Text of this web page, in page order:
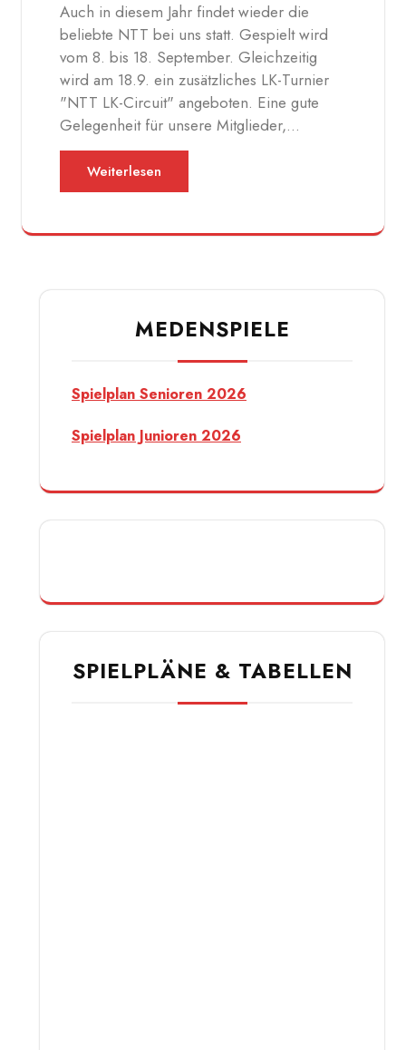
Auch in diesem Jahr findet wieder die
beliebte NTT bei uns statt. Gespielt wird
vom 8. bis 18. September. Gleichzeitig
wird am 18.9. ein zusätzliches LK-Turnier
"NTT LK-Circuit" angeboten. Eine gute
Gelegenheit für unsere Mitglieder,…
Weiterlesen
MEDENSPIELE
Spielplan Senioren 2026
Spielplan Junioren 2026
SPIELPLÄNE & TABELLEN